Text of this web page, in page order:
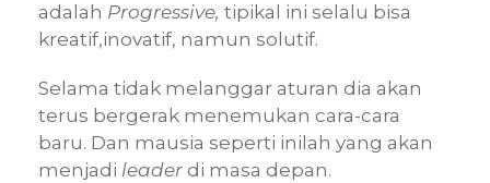
adalah Progressive, tipikal ini selalu bisa
kreatif,inovatif, namun solutif.
Selama tidak melanggar aturan dia akan
terus bergerak menemukan cara-cara
baru. Dan mausia seperti inilah yang akan
menjadi leader di masa depan.